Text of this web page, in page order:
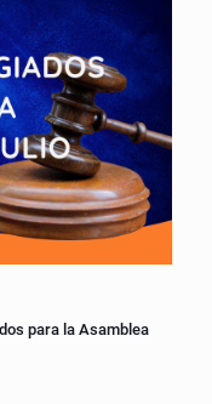
para la Asamblea